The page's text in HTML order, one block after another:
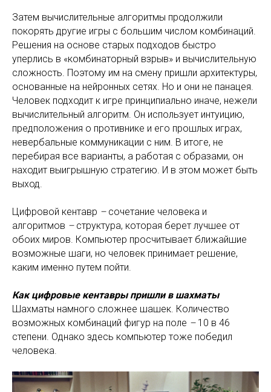
Затем вычислительные алгоритмы продолжили
покорять другие игры с большим числом комбинаций.
Решения на основе старых подходов быстро
уперлись в «комбинаторный взрыв» и вычислительную
сложность. Поэтому им на смену пришли архитектуры,
основанные на нейронных сетях. Но и они не панацея.
Человек подходит к игре принципиально иначе, нежели
вычислительный алгоритм. Он использует интуицию,
предположения о противнике и его прошлых играх,
невербальные коммуникации с ним. В итоге, не
перебирая все варианты, а работая с образами, он
находит выигрышную стратегию. И в этом может быть
выход.
Цифровой кентавр –сочетание человека и
алгоритмов –структура, которая берет лучшее от
обоих миров. Компьютер просчитывает ближайшие
возможные шаги, но человек принимает решение,
каким именно путем пойти.
Как цифровые кентавры пришли в шахматы
Шахматы намного сложнее шашек. Количество
возможных комбинаций фигур на поле –10 в 46
степени. Однако здесь компьютер тоже победил
человека.